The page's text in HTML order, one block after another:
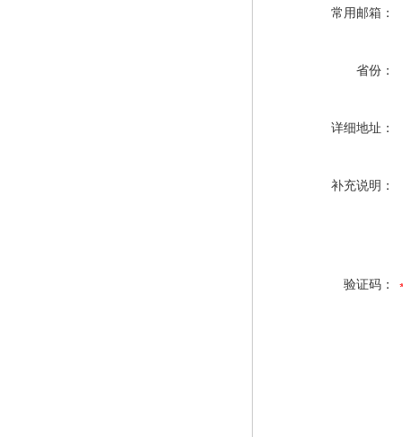
常用邮箱：
省份：
详细地址：
补充说明：
验证码：